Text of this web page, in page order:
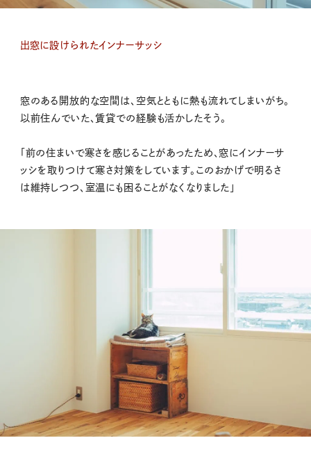
出窓に設けられたインナーサッシ
窓のある開放的な空間は、空気とともに熱も流れてしまいがち。
以前住んでいた、賃貸での経験も活かしたそう。
「前の住まいで寒さを感じることがあったため、窓にインナーサ
ッシを取りつけて寒さ対策をしています。このおかげで明るさ
は維持しつつ、室温にも困ることがなくなりました」